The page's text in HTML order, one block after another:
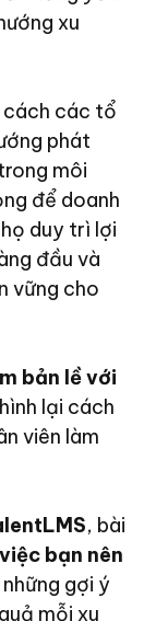
xu
cách các tổ
phát
môi
để doanh
duy trì lợi
đầu và
vững cho
bản lề với
lại cách
viên làm
, bài
bạn nên
gợi ý
mỗi xu